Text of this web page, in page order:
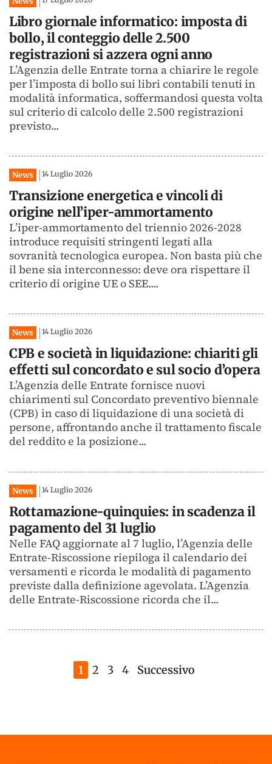
Libro giornale informatico: imposta di
bollo, il conteggio delle 2.500
registrazioni si azzera ogni anno
L’Agenzia delle Entrate torna a chiarire le regole
per l’imposta di bollo sui libri contabili tenuti in
modalità informatica, soffermandosi questa volta
sul criterio di calcolo delle 2.500 registrazioni
previsto...
News 14 Luglio 2026
Transizione energetica e vincoli di
origine nell’iper-ammortamento
L’iper-ammortamento del triennio 2026-2028
introduce requisiti stringenti legati alla
sovranità tecnologica europea. Non basta più che
il bene sia interconnesso: deve ora rispettare il
criterio di origine UE o SEE....
News 14 Luglio 2026
CPB e società in liquidazione: chiariti gli
effetti sul concordato e sul socio d’opera
L’Agenzia delle Entrate fornisce nuovi
chiarimenti sul Concordato preventivo biennale
(CPB) in caso di liquidazione di una società di
persone, affrontando anche il trattamento fiscale
del reddito e la posizione...
News 14 Luglio 2026
Rottamazione-quinquies: in scadenza il
pagamento del 31 luglio
Nelle FAQ aggiornate al 7 luglio, l’Agenzia delle
Entrate-Riscossione riepiloga il calendario dei
versamenti e ricorda le modalità di pagamento
previste dalla definizione agevolata. L’Agenzia
delle Entrate-Riscossione ricorda che il...
1 2 3 4 Successivo